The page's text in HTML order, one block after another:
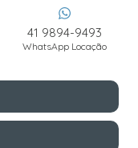
41 9894-9493
WhatsApp Locação